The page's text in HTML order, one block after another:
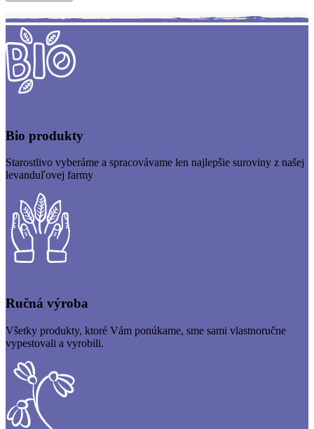
Bio produkty
Starostlivo vyberáme a spracovávame len najlepšie suroviny z našej
levanduľovej farmy
Ručná výroba
Všetky produkty, ktoré Vám ponúkame, sme sami vlastnoručne
vypestovali a vyrobili.